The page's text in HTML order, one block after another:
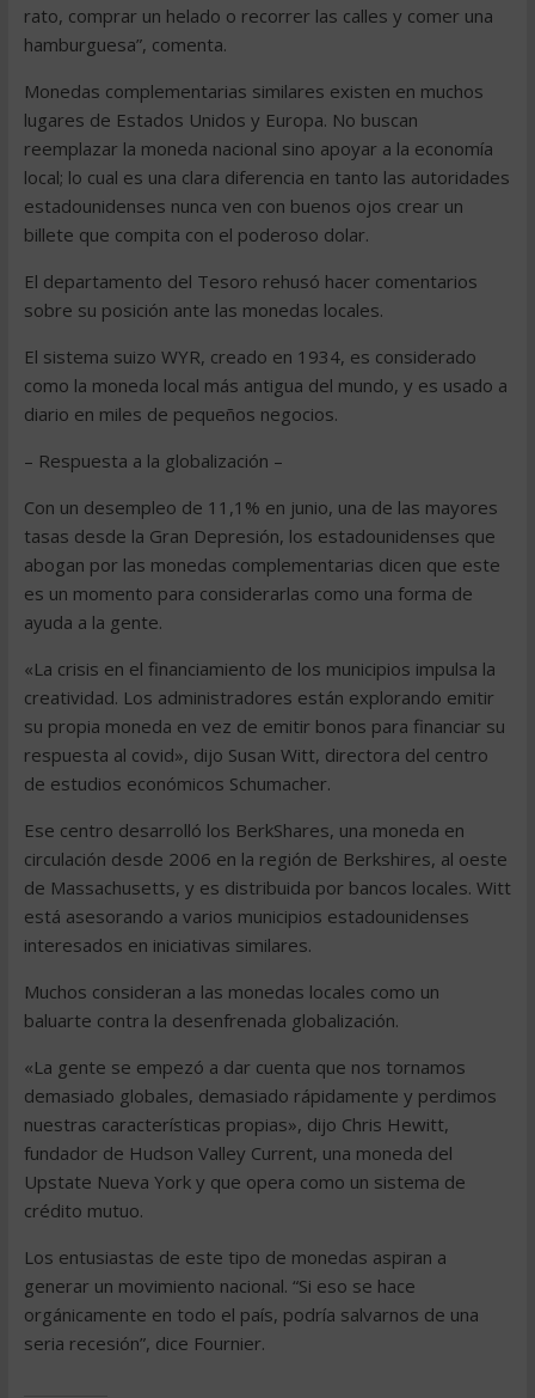
rato, comprar un helado o recorrer las calles y comer una
hamburguesa”, comenta.
Monedas complementarias similares existen en muchos
lugares de Estados Unidos y Europa. No buscan
reemplazar la moneda nacional sino apoyar a la economía
local; lo cual es una clara diferencia en tanto las autoridades
estadounidenses nunca ven con buenos ojos crear un
billete que compita con el poderoso dolar.
El departamento del Tesoro rehusó hacer comentarios
sobre su posición ante las monedas locales.
El sistema suizo WYR, creado en 1934, es considerado
como la moneda local más antigua del mundo, y es usado a
diario en miles de pequeños negocios.
– Respuesta a la globalización –
Con un desempleo de 11,1% en junio, una de las mayores
tasas desde la Gran Depresión, los estadounidenses que
abogan por las monedas complementarias dicen que este
es un momento para considerarlas como una forma de
ayuda a la gente.
«La crisis en el financiamiento de los municipios impulsa la
creatividad. Los administradores están explorando emitir
su propia moneda en vez de emitir bonos para financiar su
respuesta al covid», dijo Susan Witt, directora del centro
de estudios económicos Schumacher.
Ese centro desarrolló los BerkShares, una moneda en
circulación desde 2006 en la región de Berkshires, al oeste
de Massachusetts, y es distribuida por bancos locales. Witt
está asesorando a varios municipios estadounidenses
interesados en iniciativas similares.
Muchos consideran a las monedas locales como un
baluarte contra la desenfrenada globalización.
«La gente se empezó a dar cuenta que nos tornamos
demasiado globales, demasiado rápidamente y perdimos
nuestras características propias», dijo Chris Hewitt,
fundador de Hudson Valley Current, una moneda del
Upstate Nueva York y que opera como un sistema de
crédito mutuo.
Los entusiastas de este tipo de monedas aspiran a
generar un movimiento nacional. “Si eso se hace
orgánicamente en todo el país, podría salvarnos de una
seria recesión”, dice Fournier.